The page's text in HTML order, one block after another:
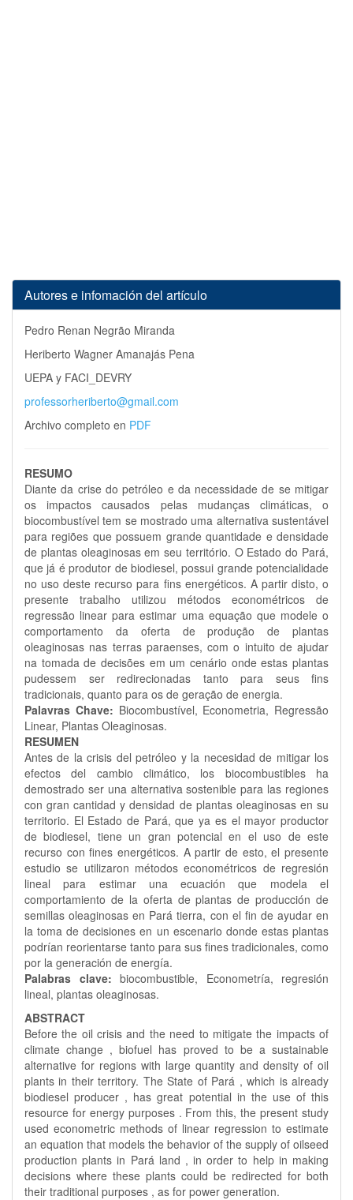
Autores e infomación del artículo
Pedro Renan Negrão Miranda
Heriberto Wagner Amanajás Pena
UEPA y FACI_DEVRY
professorheriberto@gmail.com
Archivo completo en PDF
RESUMO
Diante da crise do petróleo e da necessidade de se mitigar
os impactos causados pelas mudanças climáticas, o
biocombustível tem se mostrado uma alternativa sustentável
para regiões que possuem grande quantidade e densidade
de plantas oleaginosas em seu território. O Estado do Pará,
que já é produtor de biodiesel, possui grande potencialidade
no uso deste recurso para fins energéticos. A partir disto, o
presente trabalho utilizou métodos econométricos de
regressão linear para estimar uma equação que modele o
comportamento da oferta de produção de plantas
oleaginosas nas terras paraenses, com o intuito de ajudar
na tomada de decisões em um cenário onde estas plantas
pudessem ser redirecionadas tanto para seus fins
tradicionais, quanto para os de geração de energia.
Palavras Chave: Biocombustível, Econometria, Regressão
Linear, Plantas Oleaginosas.
RESUMEN
Antes de la crisis del petróleo y la necesidad de mitigar los
efectos del cambio climático, los biocombustibles ha
demostrado ser una alternativa sostenible para las regiones
con gran cantidad y densidad de plantas oleaginosas en su
territorio. El Estado de Pará, que ya es el mayor productor
de biodiesel, tiene un gran potencial en el uso de este
recurso con fines energéticos. A partir de esto, el presente
estudio se utilizaron métodos econométricos de regresión
lineal para estimar una ecuación que modela el
comportamiento de la oferta de plantas de producción de
semillas oleaginosas en Pará tierra, con el fin de ayudar en
la toma de decisiones en un escenario donde estas plantas
podrían reorientarse tanto para sus fines tradicionales, como
por la generación de energía.
Palabras clave: biocombustible, Econometría, regresión
lineal, plantas oleaginosas.
ABSTRACT
Before the oil crisis and the need to mitigate the impacts of
climate change , biofuel has proved to be a sustainable
alternative for regions with large quantity and density of oil
plants in their territory. The State of Pará , which is already
biodiesel producer , has great potential in the use of this
resource for energy purposes . From this, the present study
used econometric methods of linear regression to estimate
an equation that models the behavior of the supply of oilseed
production plants in Pará land , in order to help in making
decisions where these plants could be redirected for both
their traditional purposes , as for power generation.